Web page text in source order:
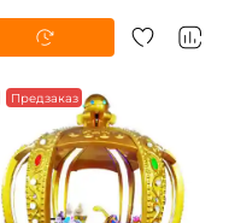
Предзаказ